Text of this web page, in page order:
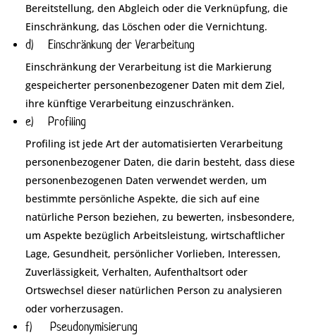
Bereitstellung, den Abgleich oder die Verknüpfung, die
Einschränkung, das Löschen oder die Vernichtung.
d) Einschränkung der Verarbeitung
Einschränkung der Verarbeitung ist die Markierung
gespeicherter personenbezogener Daten mit dem Ziel,
ihre künftige Verarbeitung einzuschränken.
e) Profiling
Profiling ist jede Art der automatisierten Verarbeitung
personenbezogener Daten, die darin besteht, dass diese
personenbezogenen Daten verwendet werden, um
bestimmte persönliche Aspekte, die sich auf eine
natürliche Person beziehen, zu bewerten, insbesondere,
um Aspekte bezüglich Arbeitsleistung, wirtschaftlicher
Lage, Gesundheit, persönlicher Vorlieben, Interessen,
Zuverlässigkeit, Verhalten, Aufenthaltsort oder
Ortswechsel dieser natürlichen Person zu analysieren
oder vorherzusagen.
f) Pseudonymisierung